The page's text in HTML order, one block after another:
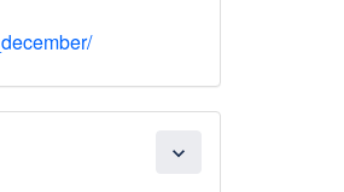
expand_more